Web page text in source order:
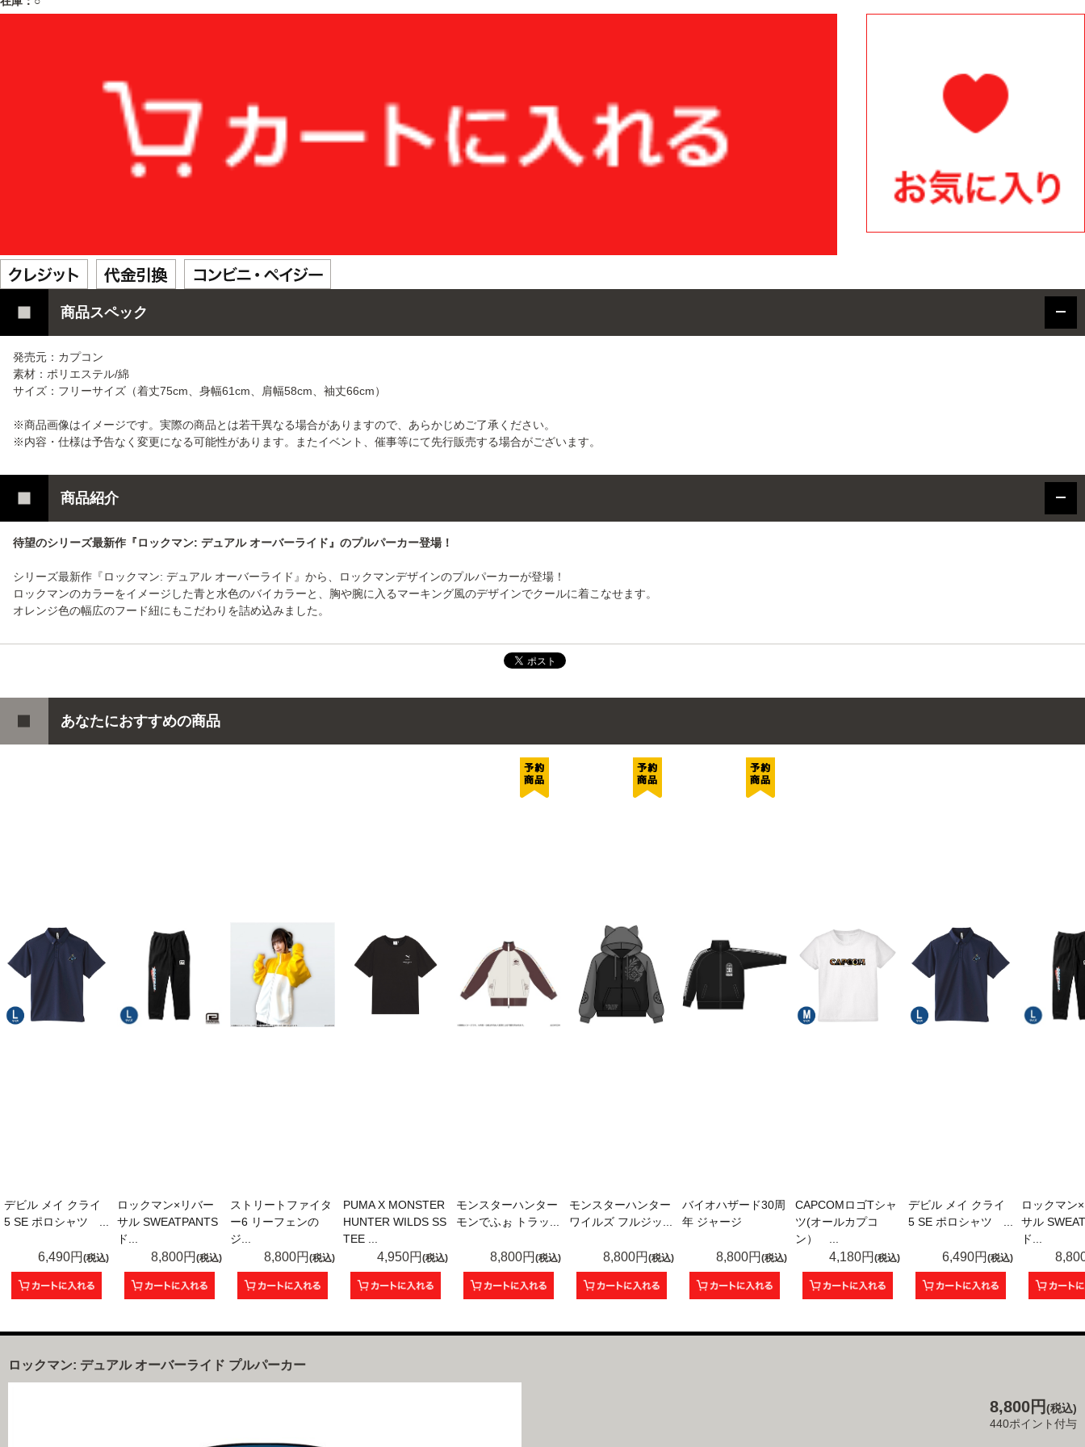
商品スペック
発売元：カプコン
素材：ポリエステル/綿
サイズ：フリーサイズ（着丈75cm、身幅61cm、肩幅58cm、袖丈66cm）
※商品画像はイメージです。実際の商品とは若干異なる場合がありますので、あらかじめご了承ください。
※内容・仕様は予告なく変更になる可能性があります。またイベント、催事等にて先行販売する場合がございます。
商品紹介
待望のシリーズ最新作『ロックマン: デュアル オーバーライド』のプルパーカー登場！
シリーズ最新作『ロックマン: デュアル オーバーライド』から、ロックマンデザインのプルパーカーが登場！
ロックマンのカラーをイメージした青と水色のバイカラーと、胸や腕に入るマーキング風のデザインでクールに着こなせます。
オレンジ色の幅広のフード紐にもこだわりを詰め込みました。
あなたにおすすめの商品
デビル メイ クライ
5 SE ポロシャツ ...
6,490円 (税込)
ロックマン×リバー
サル SWEATPANTS
ド...
8,800円 (税込)
ストリートファイタ
ー6 リーフェンの
ジ...
8,800円 (税込)
PUMA X MONSTER
HUNTER WILDS SS
TEE ...
4,950円 (税込)
モンスターハンター
モンでふぉ トラッ...
8,800円 (税込)
モンスターハンター
ワイルズ フルジッ...
8,800円 (税込)
バイオハザード30周
年 ジャージ
8,800円 (税込)
CAPCOMロゴTシャ
ツ(オールカプコ
ン） ...
4,180円 (税込)
デビル メイ クライ
5 SE ポロシャツ ...
6,490円 (税込)
ロックマン
サル
ド...
ロックマン: デュアル オーバーライド プルパーカー
8,800円(税込)
440ポイント付与